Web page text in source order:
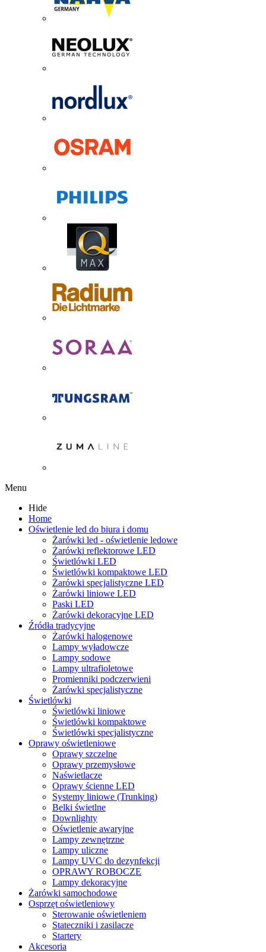
Menu
Hide
Home
Oświetlenie led do biura i domu
Żarówki led - oświetlenie ledowe
Żarówki reflektorowe LED
Świetlówki LED
Świetlówki kompaktowe LED
Żarówki specjalistyczne LED
Żarówki liniowe LED
Paski LED
Żarówki dekoracyjne LED
Źródła tradycyjne
Żarówki halogenowe
Lampy wyładowcze
Lampy sodowe
Lampy ultrafioletowe
Promienniki podczerwieni
Żarówki specjalistyczne
Świetlówki
Świetlówki liniowe
Świetlówki kompaktowe
Świetlówki specjalistyczne
Oprawy oświetleniowe
Oprawy szczelne
Oprawy przemysłowe
Naświetlacze
Oprawy ścienne LED
Systemy liniowe (Trunking)
Belki świetlne
Downlighty
Oświetlenie awaryjne
Lampy zewnętrzne
Lampy uliczne
Lampy UVC do dezynfekcji
OPRAWY ROBOCZE
Lampy dekoracyjne
Żarówki samochodowe
Osprzęt oświetleniowy
Sterowanie oświetleniem
Stateczniki i zasilacze
Startery
Akcesoria